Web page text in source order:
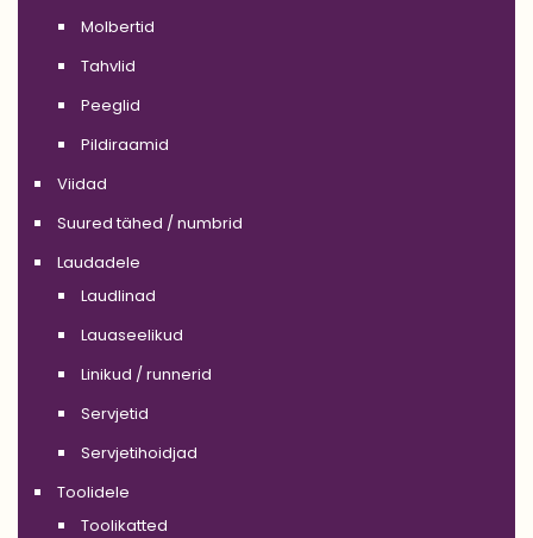
Molbertid
Tahvlid
Peeglid
Pildiraamid
Viidad
Suured tähed / numbrid
Laudadele
Laudlinad
Lauaseelikud
Linikud / runnerid
Servjetid
Servjetihoidjad
Toolidele
Toolikatted